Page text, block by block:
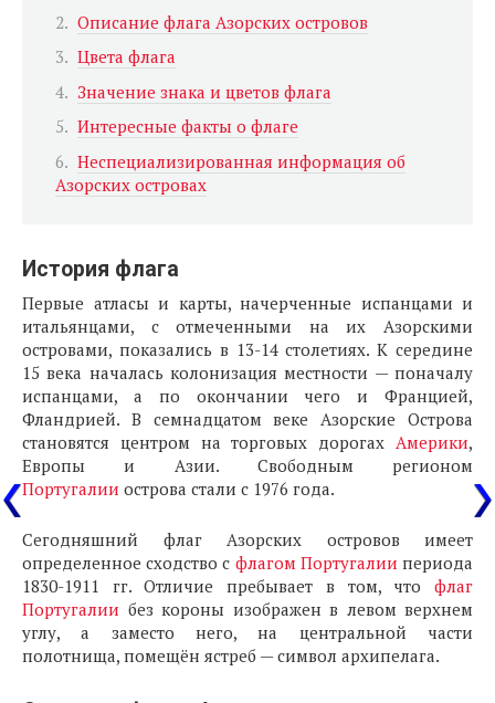
Описание флага Азорских островов
Цвета флага
Значение знака и цветов флага
Интересные факты о флаге
Неспециализированная информация об
Азорских островах
История флага
Первые атласы и карты, начерченные испанцами и
итальянцами, с отмеченными на их Азорскими
островами, показались в 13-14 столетиях. К середине
15 века началась колонизация местности — поначалу
испанцами, а по окончании чего и Францией,
Фландрией. В семнадцатом веке Азорские Острова
становятся центром на торговых дорогах Америки,
Европы и Азии. Свободным регионом
Португалии острова стали с 1976 года.
Сегодняшний флаг Азорских островов имеет
определенное сходство с флагом Португалии периода
1830-1911 гг. Отличие пребывает в том, что флаг
Португалии без короны изображен в левом верхнем
углу, а заместо него, на центральной части
полотнища, помещён ястреб — символ архипелага.